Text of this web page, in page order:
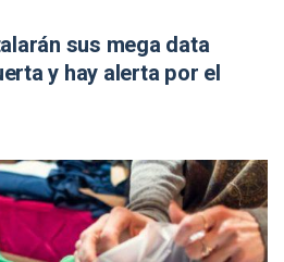
sus mega data
y hay alerta por el